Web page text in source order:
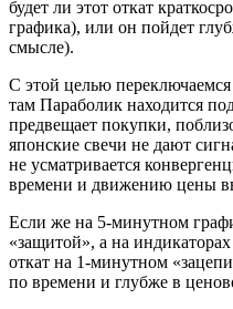
будет ли этот откат
графика), или он пойдет
смысле).
С этой целью
там Параболик находится
предвещает покупки,
японские свечи не дают
не усматривается
времени и движению цены
Если же на 5-минутном
«защитой», а на
откат на 1-минутном
по времени и глубже в